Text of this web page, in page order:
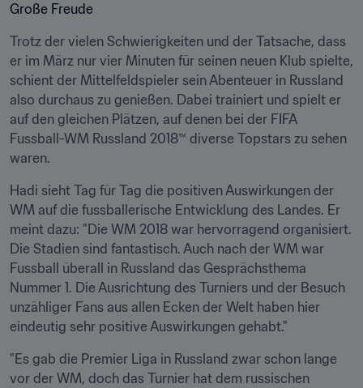
Große Freude
Trotz der vielen Schwierigkeiten und der Tatsache, dass
er im März nur vier Minuten für seinen neuen Klub spielte,
schient der Mittelfeldspieler sein Abenteuer in Russland
also durchaus zu genießen. Dabei trainiert und spielt er
auf den gleichen Plätzen, auf denen bei der FIFA
Fussball-WM Russland 2018™ diverse Topstars zu sehen
waren.
Hadi sieht Tag für Tag die positiven Auswirkungen der
WM auf die fussballerische Entwicklung des Landes. Er
meint dazu: "Die WM 2018 war hervorragend organisiert.
Die Stadien sind fantastisch. Auch nach der WM war
Fussball überall in Russland das Gesprächsthema
Nummer 1. Die Ausrichtung des Turniers und der Besuch
unzähliger Fans aus allen Ecken der Welt haben hier
eindeutig sehr positive Auswirkungen gehabt."
"Es gab die Premier Liga in Russland zwar schon lange
vor der WM, doch das Turnier hat dem russischen